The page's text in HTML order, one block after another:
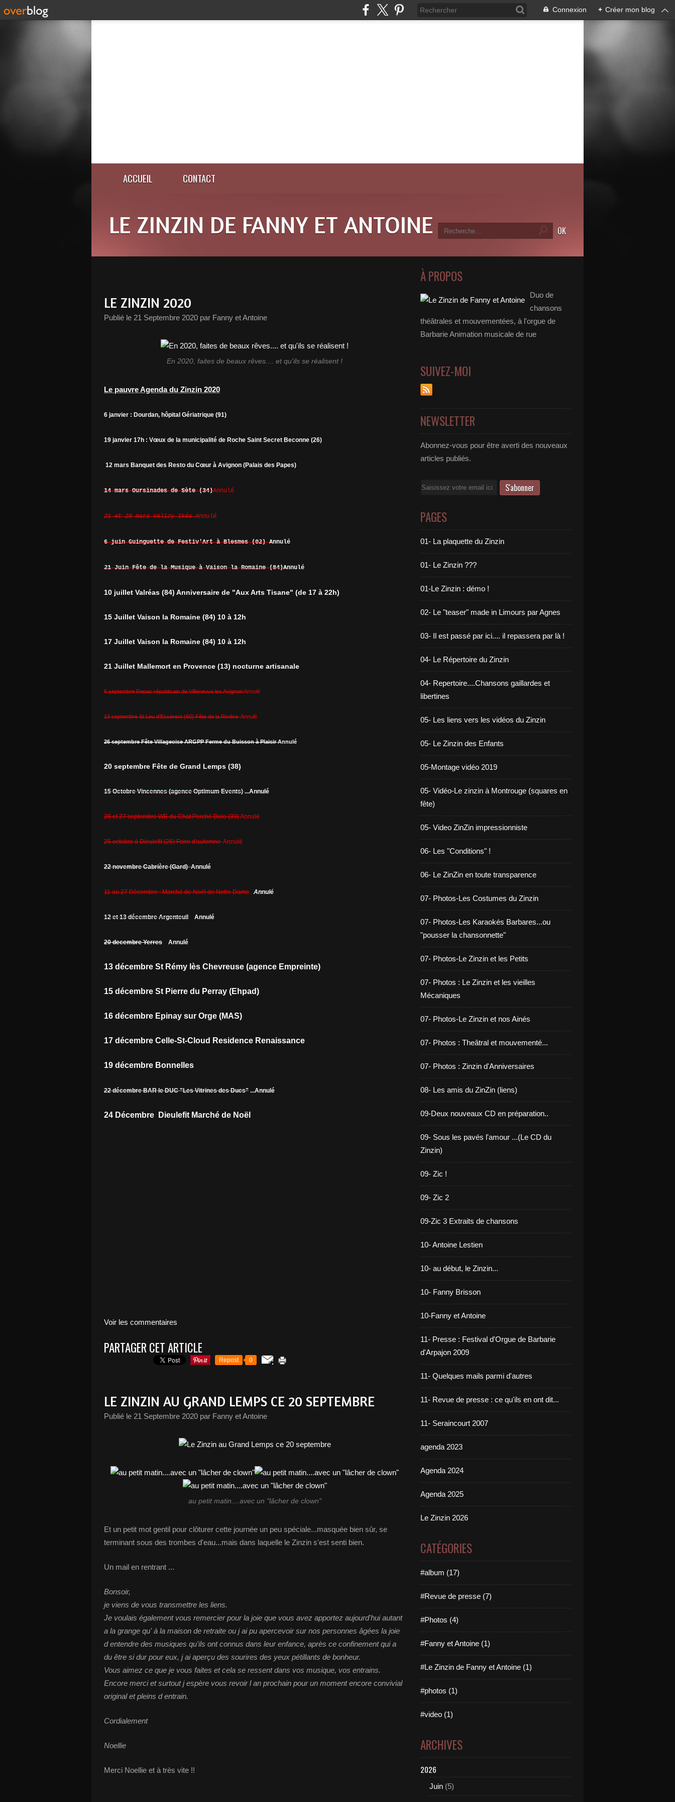
Connexion + Créer mon blog
ACCUEIL CONTACT
LE ZINZIN DE FANNY ET ANTOINE
LE ZINZIN 2020
Publié le 21 Septembre 2020 par Fanny et Antoine
En 2020, faites de beaux rêves.... et qu'ils se réalisent !
Le pauvre Agenda du Zinzin 2020
6 janvier : Dourdan, hôpital Gériatrique (91)
19 janvier 17h : Vœux de la municipalité de Roche Saint Secret Beconne (26)
12 mars Banquet des Resto du Cœur à Avignon (Palais des Papes)
14 mars Oursinades de Sète (34)Annulé
21 et 28 mars Velizy IkéaAnnulé
6 juin Guinguette de Festiv'Art à Blesmes (02)Annulé
21 Juin Fête de la Musique à Vaison la Romaine (84)Annulé
10 juillet Valréas (84) Anniversaire de "Aux Arts Tisane" (de 17 à 22h)
15 Juillet Vaison la Romaine (84) 10 à 12h
17 Juillet Vaison la Romaine (84) 10 à 12h
21 Juillet Mallemort en Provence (13) nocturne artisanale
5 septembre Repas républicain de Villeneuve les AvignonAnnulé
13 septembre St Leu d'Esserent (60) Fête de la RivièreAnnulé
26 septembre Fête Villageoise ARGPP Ferme du Buisson à PlaisirAnnulé
20 septembre Fête de Grand Lemps (38)
15 Octobre Vincennes (agence Optimum Events)...Annulé
26 et 27 septembre WE du Chat Perché Dole (39)Annulé
25 octobre à Dieulefit (26) Foire d'automneAnnulé
22 novembre Cabrière (Gard)Annulé
11 au 27 Décembre : Marché de Noël de Notre Dame...Annulé
12 et 13 décembre Argenteuil Annulé
20 decembre Yerres Annulé
13 décembre St Rémy lès Chevreuse (agence Empreinte)
15 décembre St Pierre du Perray (Ehpad)
16 décembre Epinay sur Orge (MAS)
17 décembre Celle-St-Cloud Residence Renaissance
19 décembre Bonnelles
22 décembre BAR le DUC "Les Vitrines des Ducs" ...Annulé
24 Décembre Dieulefit Marché de Noël
Voir les commentaires
PARTAGER CET ARTICLE
Repost 0
LE ZINZIN AU GRAND LEMPS CE 20 SEPTEMBRE
Publié le 21 Septembre 2020 par Fanny et Antoine
au petit matin....avec un "lâcher de clown"
Et un petit mot gentil pour clôturer cette journée un peu spéciale...masquée bien sûr, se
terminant sous des trombes d'eau...mais dans laquelle le Zinzin s'est senti bien.
Un mail en rentrant ...
Bonsoir,
je viens de vous transmettre les liens.
Je voulais également vous remercier pour la joie que vous avez apportez aujourd'hui autant
a la grange qu' à la maison de retraite ou j ai pu apercevoir sur nos personnes âgées la joie
d entendre des musiques qu'ils ont connus dans leur enfance, après ce confinement qui a
du être si dur pour eux, j ai aperçu des sourires des yeux pétillants de bonheur.
Vous aimez ce que je vous faites et cela se ressent dans vos musique, vos entrains.
Encore merci et surtout j espère vous revoir l an prochain pour un moment encore convivial
original et pleins d entrain.
Cordialement
Noellie
Merci Noellie et à très vite !!
À PROPOS
Duo de
chansons
théâtrales et mouvementées, à l'orgue de
Barbarie Animation musicale de rue
SUIVEZ-MOI
NEWSLETTER
Abonnez-vous pour être averti des nouveaux
articles publiés.
Email
PAGES
01- La plaquette du Zinzin
01- Le Zinzin ???
01-Le Zinzin : démo !
02- Le "teaser" made in Limours par Agnes
03- Il est passé par ici.... il repassera par là !
04- Le Répertoire du Zinzin
04- Repertoire....Chansons gaillardes et
libertines
05- Les liens vers les vidéos du Zinzin
05- Le Zinzin des Enfants
05-Montage vidéo 2019
05- Vidéo-Le zinzin à Montrouge (squares en
fête)
05- Video ZinZin impressionniste
06- Les "Conditions" !
06- Le ZinZin en toute transparence
07- Photos-Les Costumes du Zinzin
07- Photos-Les Karaokés Barbares...ou
"pousser la chansonnette"
07- Photos-Le Zinzin et les Petits
07- Photos : Le Zinzin et les vieilles
Mécaniques
07- Photos-Le Zinzin et nos Ainés
07- Photos : Theâtral et mouvementé...
07- Photos : Zinzin d'Anniversaires
08- Les amis du ZinZin (liens)
09-Deux nouveaux CD en préparation..
09- Sous les pavés l'amour ...(Le CD du
Zinzin)
09- Zic !
09- Zic 2
09-Zic 3 Extraits de chansons
10- Antoine Lestien
10- au début, le Zinzin...
10- Fanny Brisson
10-Fanny et Antoine
11- Presse : Festival d'Orgue de Barbarie
d'Arpajon 2009
11- Quelques mails parmi d'autres
11- Revue de presse : ce qu'ils en ont dit...
11- Seraincourt 2007
agenda 2023
Agenda 2024
Agenda 2025
Le Zinzin 2026
CATÉGORIES
#album (17)
#Revue de presse (7)
#Photos (4)
#Fanny et Antoine (1)
#Le Zinzin de Fanny et Antoine (1)
#photos (1)
#video (1)
ARCHIVES
2026
Juin (5)